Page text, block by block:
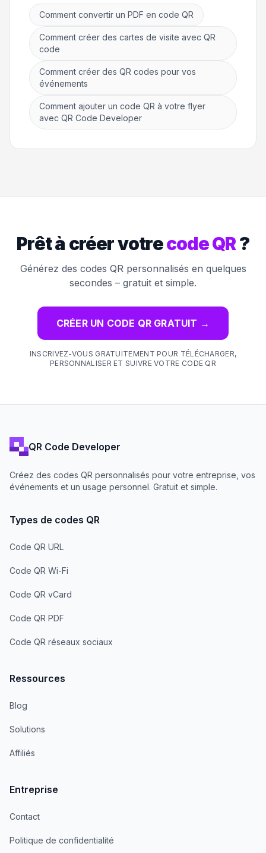
Comment convertir un PDF en code QR
Comment créer des cartes de visite avec QR
code
Comment créer des QR codes pour vos
événements
Comment ajouter un code QR à votre flyer
avec QR Code Developer
Prêt à créer votrecode QR?
Générez des codes QR personnalisés en quelques
secondes – gratuit et simple.
CRÉER UN CODE QR GRATUIT →
INSCRIVEZ-VOUS GRATUITEMENT POUR TÉLÉCHARGER,
PERSONNALISER ET SUIVRE VOTRE CODE QR
QR Code Developer
Créez des codes QR personnalisés pour votre entreprise, vos
événements et un usage personnel. Gratuit et simple.
Types de codes QR
Code QR URL
Code QR Wi-Fi
Code QR vCard
Code QR PDF
Code QR réseaux sociaux
Ressources
Blog
Solutions
Affiliés
Entreprise
Contact
Politique de confidentialité